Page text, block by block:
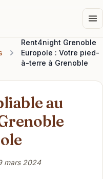
Rent4night Grenoble
Europole : Votre pied-
à-terre à Grenoble
au
mars 2024